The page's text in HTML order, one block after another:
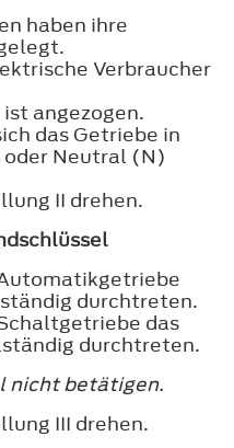
haben ihre
Verbraucher
angezogen.
das Getriebe in
Neutral (N)
II drehen.
durchtreten.
das
durchtreten.
nicht betätigen.
III drehen.